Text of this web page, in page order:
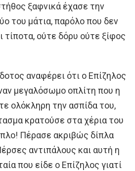
ξαφνικά έχασε την
του μάτια, παρόλο που δεν
τίποτα, ούτε δόρυ ούτε ξίφος
αναφέρει ότι ο Επίζηλος
μεγαλόσωμο οπλίτη που η
ολόκληρη την ασπίδα του,
κρατούσε στα χέρια του
Πέρασε ακριβώς δίπλα
αντιπάλους και αυτή η
που είδε ο Επίζηλος γιατί